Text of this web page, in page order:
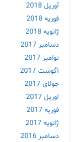
آوریل 2018
فوریه 2018
ژانویه 2018
دسامبر 2017
نوامبر 2017
آگوست 2017
جولای 2017
آوریل 2017
فوریه 2017
ژانویه 2017
دسامبر 2016